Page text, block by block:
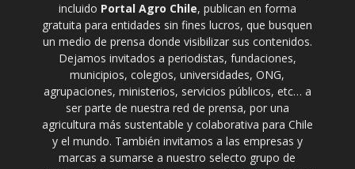
incluido Portal Agro Chile, publican en forma
gratuita para entidades sin fines lucros, que busquen
un medio de prensa donde visibilizar sus contenidos.
Dejamos invitados a periodistas, fundaciones,
municipios, colegios, universidades, ONG,
agrupaciones, ministerios, servicios públicos, etc… a
ser parte de nuestra red de prensa, por una
agricultura más sustentable y colaborativa para Chile
y el mundo. También invitamos a las empresas y
marcas a sumarse a nuestro selecto grupo de